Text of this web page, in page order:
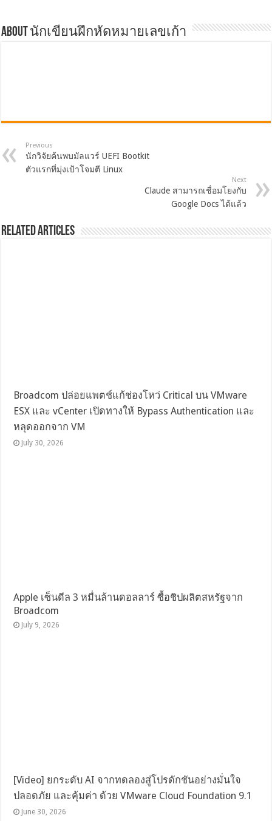
About นักเขียนฝึกหัดหมายเลขเก้า
Previous
นักวิจัยค้นพบมัลแวร์ UEFI Bootkit
ตัวแรกที่มุ่งเป้าโจมตี Linux
Next
Claude สามารถเชื่อมโยงกับ
Google Docs ได้แล้ว
Related Articles
Broadcom ปล่อยแพตช์แก้ช่องโหว่ Critical บน VMware
ESX และ vCenter เปิดทางให้ Bypass Authentication และ
หลุดออกจาก VM
July 30, 2026
Apple เซ็นดีล 3 หมื่นล้านดอลลาร์ ซื้อชิปผลิตสหรัฐจาก
Broadcom
July 9, 2026
[Video] ยกระดับ AI จากทดลองสู่โปรดักชันอย่างมั่นใจ
ปลอดภัย และคุ้มค่า ด้วย VMware Cloud Foundation 9.1
June 30, 2026